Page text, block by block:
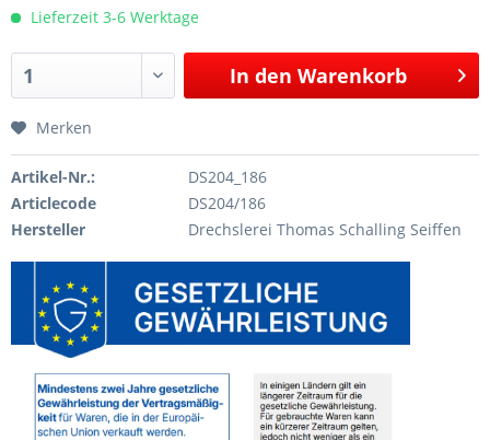
Lieferzeit 3-6 Werktage
In den Warenkorb
Merken
Artikel-Nr.:
DS204_186
Articlecode
DS204/186
Hersteller
Drechslerei Thomas Schalling Seiffen